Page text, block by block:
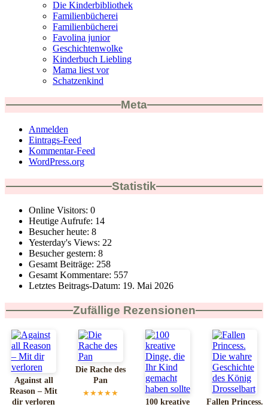
Die Kinderbibliothek
Familienbücherei
Familienbücherei
Favolina junior
Geschichtenwolke
Kinderbuch Liebling
Mama liest vor
Schatzenkind
Meta
Anmelden
Eintrags-Feed
Kommentar-Feed
WordPress.org
Statistik
Online Visitors: 0
Heutige Aufrufe: 14
Besucher heute: 8
Yesterday's Views: 22
Besucher gestern: 8
Gesamt Beiträge: 258
Gesamt Kommentare: 557
Letztes Beitrags-Datum: 19. Mai 2026
Zufällige Rezensionen
Against all
Reason – Mit
dir verloren
Die Rache des
Pan
★★★★★
100 kreative
Fallen Princess.